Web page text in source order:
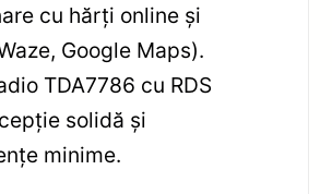
cu hărți online și
Google Maps).
TDA7786 cu RDS
solidă și
minime.